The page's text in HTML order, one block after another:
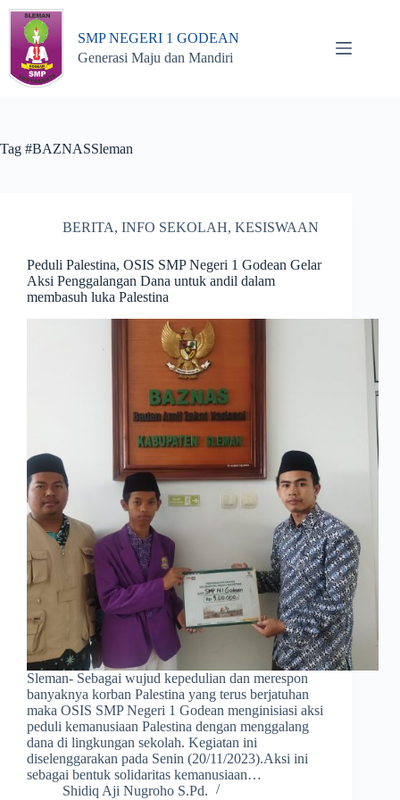
Skip
content
SMP NEGERI 1 GODEAN
Generasi Maju dan Mandiri
Tag #BAZNASSleman
BERITA, INFO SEKOLAH, KESISWAAN
Peduli Palestina, OSIS SMP Negeri 1 Godean Gelar
Aksi Penggalangan Dana untuk andil dalam
membasuh luka Palestina
Sleman- Sebagai wujud kepedulian dan merespon
banyaknya korban Palestina yang terus berjatuhan
maka OSIS SMP Negeri 1 Godean menginisiasi aksi
peduli kemanusiaan Palestina dengan menggalang
dana di lingkungan sekolah. Kegiatan ini
diselenggarakan pada Senin (20/11/2023).Aksi ini
sebagai bentuk solidaritas kemanusiaan…
Shidiq Aji Nugroho S.Pd.